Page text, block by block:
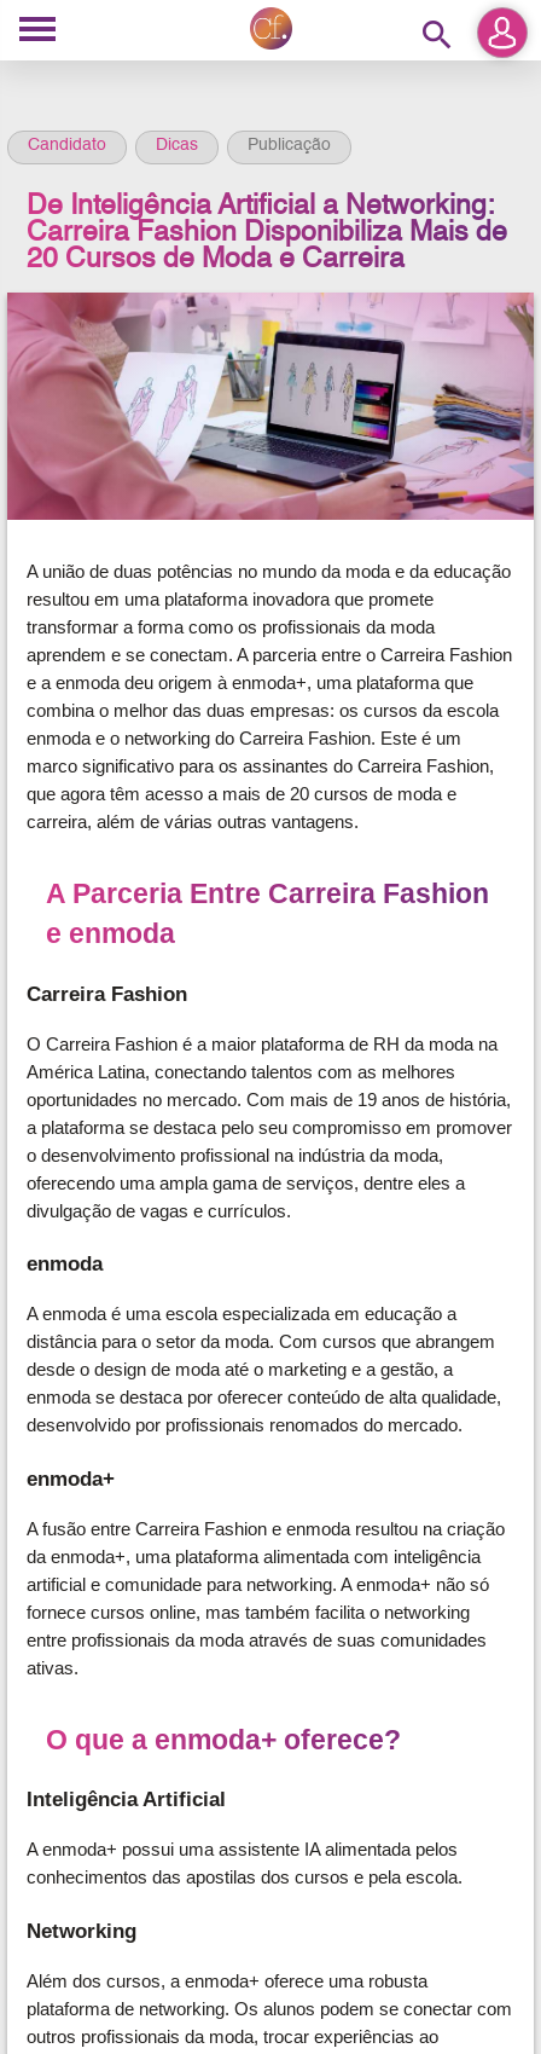
search
Candidato Dicas Publicação
De Inteligência Artificial a Networking:
Carreira Fashion Disponibiliza Mais de
20 Cursos de Moda e Carreira
A união de duas potências no mundo da moda e da educação
resultou em uma plataforma inovadora que promete
transformar a forma como os profissionais da moda
aprendem e se conectam. A parceria entre o Carreira Fashion
e a enmoda deu origem à enmoda+, uma plataforma que
combina o melhor das duas empresas: os cursos da escola
enmoda e o networking do Carreira Fashion. Este é um
marco significativo para os assinantes do Carreira Fashion,
que agora têm acesso a mais de 20 cursos de moda e
carreira, além de várias outras vantagens.
A Parceria Entre Carreira Fashion
e enmoda
Carreira Fashion
O Carreira Fashion é a maior plataforma de RH da moda na
América Latina, conectando talentos com as melhores
oportunidades no mercado. Com mais de 19 anos de história,
a plataforma se destaca pelo seu compromisso em promover
o desenvolvimento profissional na indústria da moda,
oferecendo uma ampla gama de serviços, dentre eles a
divulgação de vagas e currículos.
enmoda
A enmoda é uma escola especializada em educação a
distância para o setor da moda. Com cursos que abrangem
desde o design de moda até o marketing e a gestão, a
enmoda se destaca por oferecer conteúdo de alta qualidade,
desenvolvido por profissionais renomados do mercado.
enmoda+
A fusão entre Carreira Fashion e enmoda resultou na criação
da enmoda+, uma plataforma alimentada com inteligência
artificial e comunidade para networking. A enmoda+ não só
fornece cursos online, mas também facilita o networking
entre profissionais da moda através de suas comunidades
ativas.
O que a enmoda+ oferece?
Inteligência Artificial
A enmoda+ possui uma assistente IA alimentada pelos
conhecimentos das apostilas dos cursos e pela escola.
Networking
Além dos cursos, a enmoda+ oferece uma robusta
plataforma de networking. Os alunos podem se conectar com
outros profissionais da moda, trocar experiências ao